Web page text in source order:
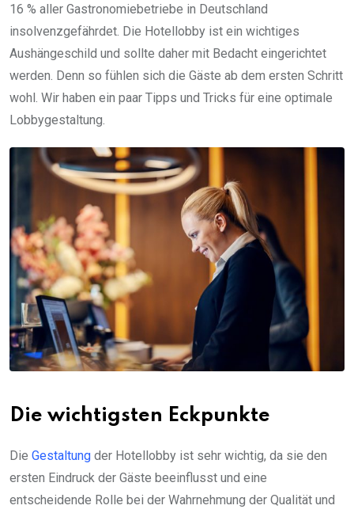
16 % aller Gastronomiebetriebe in Deutschland
insolvenzgefährdet. Die Hotellobby ist ein wichtiges
Aushängeschild und sollte daher mit Bedacht eingerichtet
werden. Denn so fühlen sich die Gäste ab dem ersten Schritt
wohl. Wir haben ein paar Tipps und Tricks für eine optimale
Lobbygestaltung.
Die wichtigsten Eckpunkte
Die Gestaltung der Hotellobby ist sehr wichtig, da sie den
ersten Eindruck der Gäste beeinflusst und eine
entscheidende Rolle bei der Wahrnehmung der Qualität und